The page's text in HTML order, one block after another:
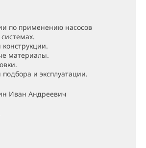
по применению насосов
материалы.
и эксплуатации.
Иван Андреевич